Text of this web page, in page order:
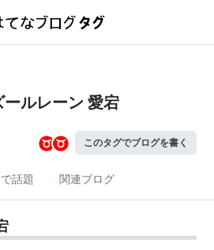
ールレーン 愛宕
このタグでブログを書く
話題 関連ブログ